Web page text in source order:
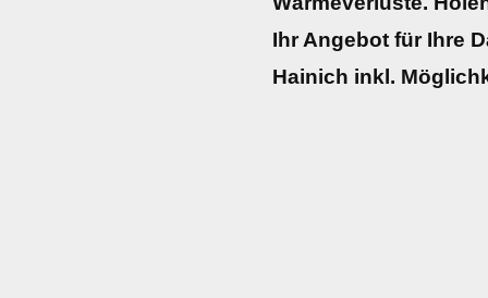
Ihr Angebot für Ihre
Hainich inkl.